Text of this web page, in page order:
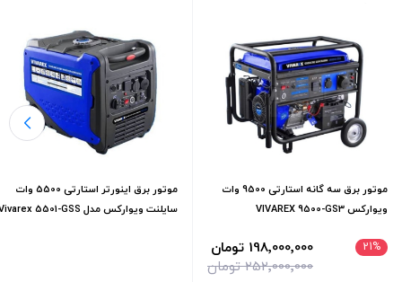
موتور برق سه گانه استارتی 9500 وات
ويواركس VIVAREX 9500-GS3
21%
252٬000٬000 تومان
198٬000٬000 تومان
موتور برق اينورتر استارتی 5500 وات
سايلنت ويواركس مدل Vivarex 5501-GSS